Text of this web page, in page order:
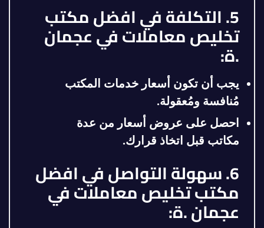
5. التكلفة في افضل مكتب
تخليص معاملات في عجمان
.ة:
يجب أن تكون أسعار خدمات المكتب
مُنافسة ومُعقولة.
احصل على عروض أسعار من عدة
مكاتب قبل اتخاذ قرارك.
6. سهولة التواصل في افضل
مكتب تخليص معاملات في
عجمان .ة: